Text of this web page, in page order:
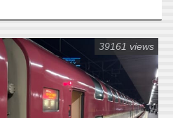
39161 views